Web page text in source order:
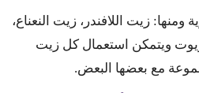
زيت اللافندر، زيت النعناع،
ويتمكن استعمال كل زيت
مع بعضها البعض.